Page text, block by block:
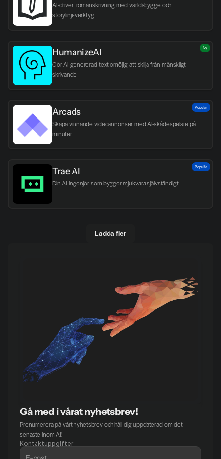
AI-driven romanskrivning med världsbygge och
storylinjeverktyg
HumanizeAI
Gör AI-genererad text omöjlig att skilja från mänskligt
skrivande
Ny
Arcads
Skapa vinnande videoannonser med AI-skådespelare på
minuter
Populär
Trae AI
Din AI-ingenjör som bygger mjukvara självständigt
Populär
Ladda fler
Gå med i vårat nyhetsbrev!
Prenumerera på vårt nyhetsbrev och håll dig uppdaterad om det
senaste inom AI!
Kontaktuppgifter